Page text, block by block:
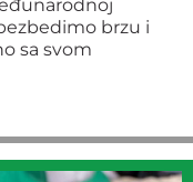
brzu i
sa svom